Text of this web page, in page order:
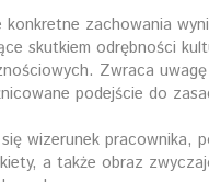
konkretne zachowania
skutkiem odrębności
Zwraca
podejście do
wizerunek pracownika,
a także obraz